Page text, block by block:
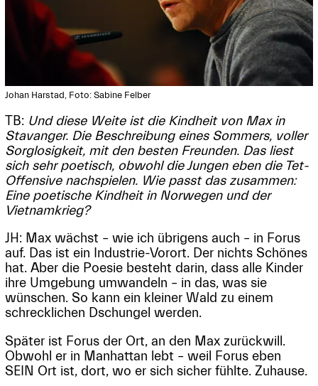
Johan Harstad, Foto: Sabine Felber
TB: Und diese Weite ist die Kindheit von Max in
Stavanger. Die Beschreibung eines Sommers, voller
Sorglosigkeit, mit den besten Freunden. Das liest
sich sehr poetisch, obwohl die Jungen eben die Tet-
Offensive nachspielen. Wie passt das zusammen:
Eine poetische Kindheit in Norwegen und der
Vietnamkrieg?
JH: Max wächst – wie ich übrigens auch – in Forus
auf. Das ist ein Industrie-Vorort. Der nichts Schönes
hat. Aber die Poesie besteht darin, dass alle Kinder
ihre Umgebung umwandeln – in das, was sie
wünschen. So kann ein kleiner Wald zu einem
schrecklichen Dschungel werden.
Später ist Forus der Ort, an den Max zurückwill.
Obwohl er in Manhattan lebt – weil Forus eben
SEIN Ort ist, dort, wo er sich sicher fühlte. Zuhause.